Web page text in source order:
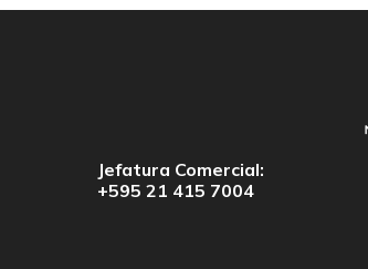
Jefatura Comercial:
+595 21 415 7004